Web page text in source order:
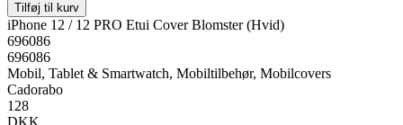
Tilføj til kurv
iPhone 12 / 12 PRO Etui Cover Blomster (Hvid)
696086
696086
Mobil, Tablet & Smartwatch, Mobiltilbehør, Mobilcovers
Cadorabo
128
DKK